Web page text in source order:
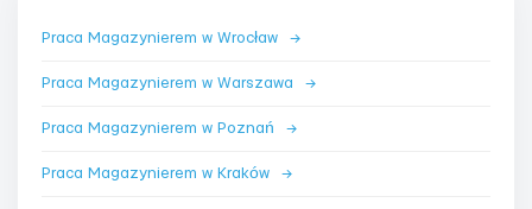
Praca Magazynierem w Wrocław →
Praca Magazynierem w Warszawa →
Praca Magazynierem w Poznań →
Praca Magazynierem w Kraków →